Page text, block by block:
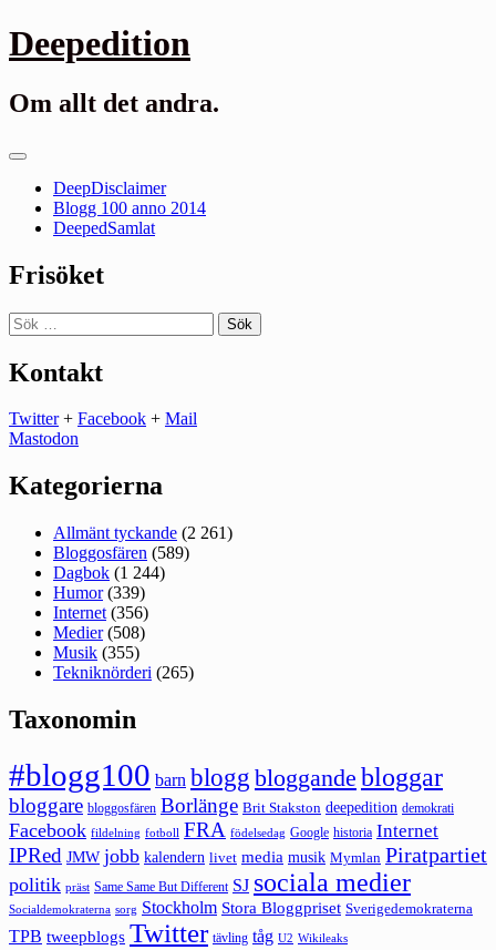
Gå
till
Deepedition
Om allt det andra.
Primär
DeepDisclaimer
Blogg 100 anno 2014
DeepedSamlat
Frisöket
Sök
efter:
Kontakt
Twitter+ Facebook + Mail
Mastodon
Kategorierna
Allmänt tyckande (2 261)
Bloggosfären (589)
Dagbok (1 244)
Humor(339)
Internet (356)
Medier(508)
Musik (355)
Tekniknörderi (265)
Taxonomin
#blogg100 barn blogg bloggande bloggar
bloggare bloggosfären Borlänge Brit Stakston deepedition demokrati
Facebook fildelning fotboll FRA födelsedag Google historia Internet
IPRed JMW jobb kalendern livet media musik Mymlan Piratpartiet
politik präst Same Same But Different SJ sociala medier
Socialdemokraterna sorg Stockholm Stora Bloggpriset Sverigedemokraterna
TPB tweepblogs Twitter tävling tåg U2 Wikileaks